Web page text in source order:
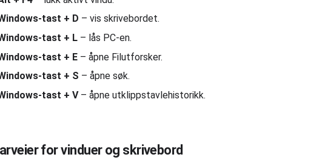
tast + D – vis skrivebordet.
tast + L – lås PC-en.
tast + E – åpne Filutforsker.
tast + S – åpne søk.
tast + V– åpne utklippstavlehistorikk.
for vinduer og skrivebord